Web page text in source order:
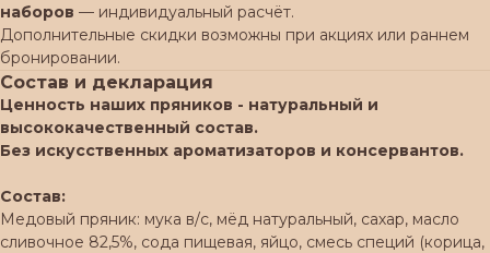
наборов — индивидуальный расчёт.
Дополнительные скидки возможны при акциях или раннем
бронировании.
Состав и декларация
Ценность наших пряников - натуральный и
высококачественный состав.
Без искусственных ароматизаторов и консервантов.
Состав:
Медовый пряник: мука в/с, мёд натуральный, сахар, масло
сливочное 82,5%, сода пищевая, яйцо, смесь специй (корица,